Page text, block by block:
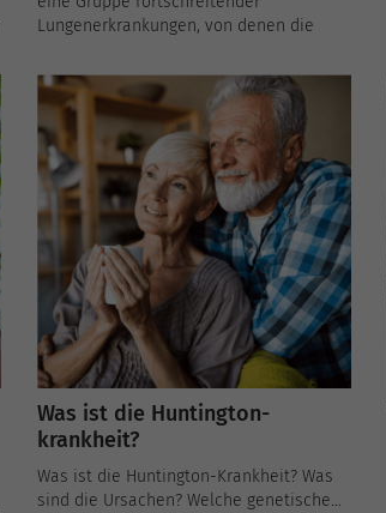
Lungenerkrankungen, von denen die
Lungenemphysem zwei bedeutende
Vertreter sind. Diese Erkrankungen
beeinträchtigen die Atemkapazität
erheblich und stellen eine bedeutende
Herausforderung für die Betroffenen dar.
Was ist die Huntington-
krankheit?
Was ist die Huntington-Krankheit? Was
sind die Ursachen? Welche genetische